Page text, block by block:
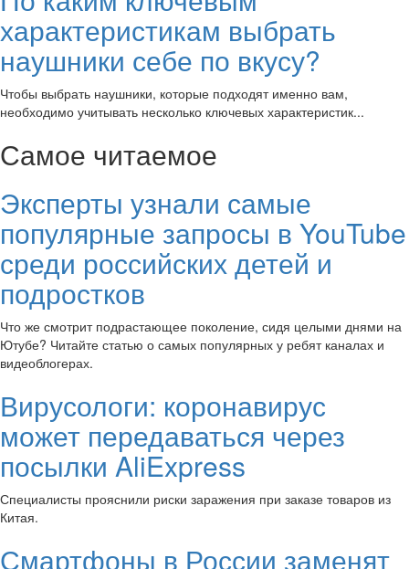
характеристикам выбрать
наушники себе по вкусу?
Чтобы выбрать наушники, которые подходят именно вам,
необходимо учитывать несколько ключевых характеристик...
Самое читаемое
Эксперты узнали самые
популярные запросы в YouTube
среди российских детей и
подростков
Что же смотрит подрастающее поколение, сидя целыми днями на
Ютубе? Читайте статью о самых популярных у ребят каналах и
видеоблогерах.
Вирусологи: коронавирус
может передаваться через
посылки AliExpress
Специалисты прояснили риски заражения при заказе товаров из
Китая.
Смартфоны в России заменят